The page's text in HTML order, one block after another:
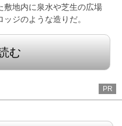
敷地内に泉水や芝生の広場
ジのような造りだ。
む
PR